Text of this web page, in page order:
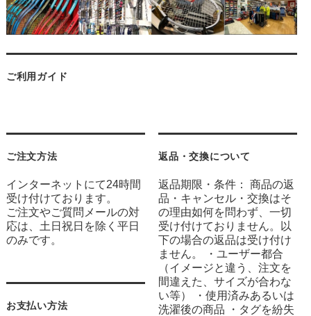
ご利用ガイド
ご注文方法
インターネットにて24時間
受け付けております。
ご注文やご質問メールの対
応は、土日祝日を除く平日
のみです。
お支払い方法
返品・交換について
返品期限・条件： 商品の返
品・キャンセル・交換はそ
の理由如何を問わず、一切
受け付けておりません。以
下の場合の返品は受け付け
ません。 ・ユーザー都合
（イメージと違う、注文を
間違えた、サイズが合わな
い等） ・使用済みあるいは
洗濯後の商品 ・タグを紛失